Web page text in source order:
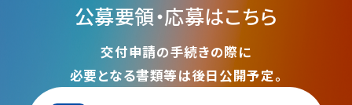
2026.05.18
第１回公募は2026年5月18日(月)正午をもって
締め切りました
公募要領・応募はこちら
交付申請の手続きの際に
必要となる書類等は後日公開予定。